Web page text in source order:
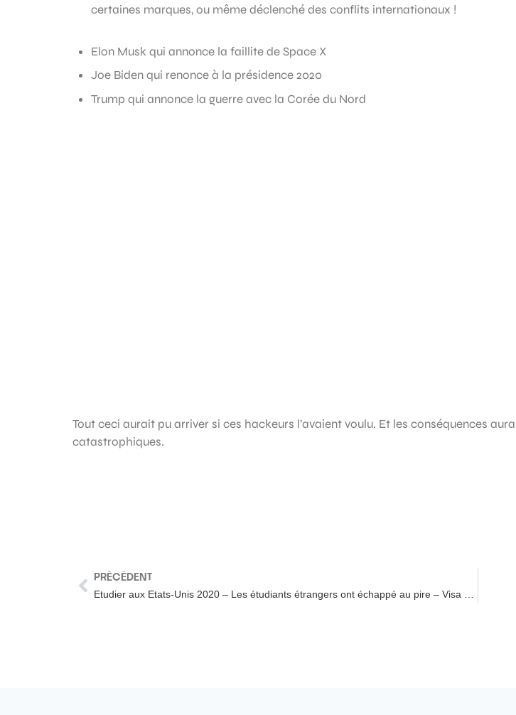
certaines marques, ou même déclenché des conflits internationaux !
Elon Musk qui annonce la faillite de Space X
Joe Biden qui renonce à la présidence 2020
Trump qui annonce la guerre avec la Corée du Nord
Tout ceci aurait pu arriver si ces hackeurs l’avaient voulu. Et les conséquences
catastrophiques.
PRÉCÉDENT